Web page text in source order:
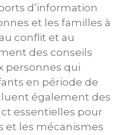
d’information
et les familles à
conflit et au
des conseils
personnes qui
en période de
également des
essentielles pour
et les mécanismes